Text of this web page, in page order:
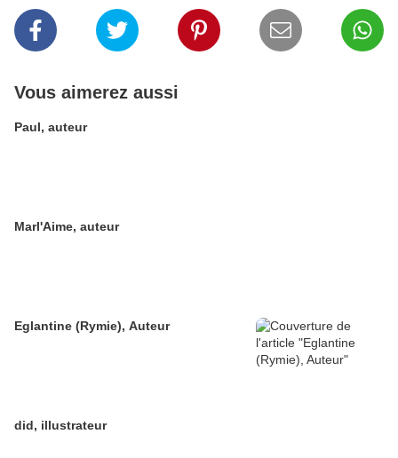
Vous aimerez aussi
Paul, auteur
Marl'Aime, auteur
Eglantine (Rymie), Auteur
did, illustrateur